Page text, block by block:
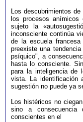
Los descubrimientos
los procesos
sujeto la
inconsciente continúa
de la escuela
preexiste una
psíquico", a
hasta lo consciente.
para la inteligencia de
vista. La identificación
sugestión no puede ya
Los histéricos no
sino a consecuencia
conscientes en el